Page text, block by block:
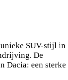
SUV-stijl in
De
Dacia: een sterke